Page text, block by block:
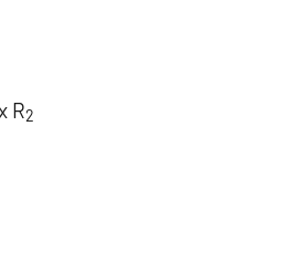
R2